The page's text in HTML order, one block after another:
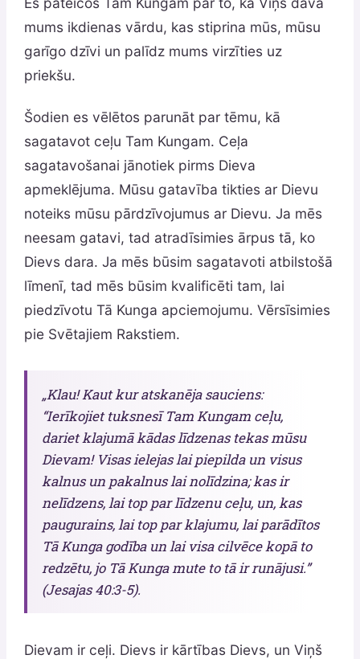
mums ikdienas vārdu, kas stiprina mūs, mūsu
garīgo dzīvi un palīdz mums virzīties uz
priekšu.
Šodien es vēlētos parunāt par tēmu, kā
sagatavot ceļu Tam Kungam. Ceļa
sagatavošanai jānotiek pirms Dieva
apmeklējuma. Mūsu gatavība tikties ar Dievu
noteiks mūsu pārdzīvojumus ar Dievu. Ja mēs
neesam gatavi, tad atradīsimies ārpus tā, ko
Dievs dara. Ja mēs būsim sagatavoti atbilstošā
līmenī, tad mēs būsim kvalificēti tam, lai
piedzīvotu Tā Kunga apciemojumu. Vērsīsimies
pie Svētajiem Rakstiem.
„Klau! Kaut kur atskanēja sauciens:
“Ierīkojiet tuksnesī Tam Kungam ceļu,
dariet klajumā kādas līdzenas tekas mūsu
Dievam! Visas ielejas lai piepilda un visus
kalnus un pakalnus lai nolīdzina; kas ir
nelīdzens, lai top par līdzenu ceļu, un, kas
paugurains, lai top par klajumu, lai parādītos
Tā Kunga godība un lai visa cilvēce kopā to
redzētu, jo Tā Kunga mute to tā ir runājusi.”
(Jesajas 40:3-5).
Dievam ir ceļi. Dievs ir kārtības Dievs, un Viņš